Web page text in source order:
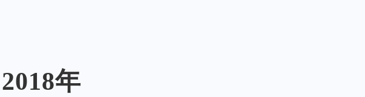
2018年